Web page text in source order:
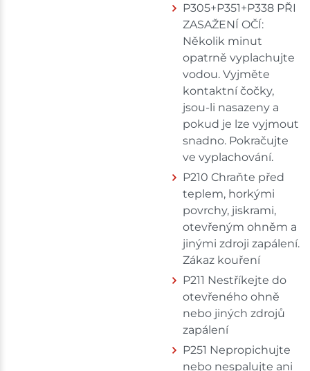
P305+P351+P338 PŘI
ZASAŽENÍ OČÍ:
Několik minut
opatrně vyplachujte
vodou. Vyjměte
kontaktní čočky,
jsou-li nasazeny a
pokud je lze vyjmout
snadno. Pokračujte
ve vyplachování.
P210 Chraňte před
teplem, horkými
povrchy, jiskrami,
otevřeným ohněm a
jinými zdroji zapálení.
Zákaz kouření
P211 Nestříkejte do
otevřeného ohně
nebo jiných zdrojů
zapálení
P251 Nepropichujte
nebo nespalujte ani